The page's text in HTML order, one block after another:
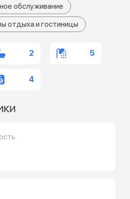
обслуживание
отдыха и гостиницы
2 5
4